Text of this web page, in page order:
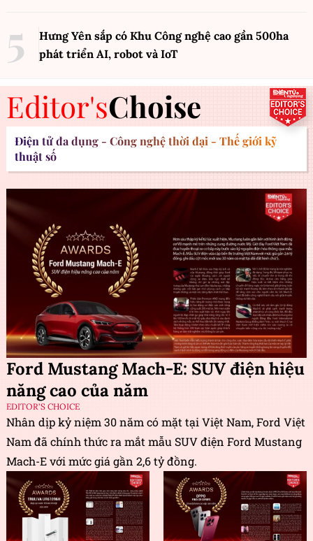
Hưng Yên sắp có Khu Công nghệ cao gần 500ha
phát triển AI, robot và IoT
Editor'sChoise
Điện tử đa dụng - Công nghệ thời đại - Thế giới kỹ
thuật số
Ford Mustang Mach-E: SUV điện hiệu
năng cao của năm
EDITOR'S CHOICE
Nhân dịp kỷ niệm 30 năm có mặt tại Việt Nam, Ford Việt
Nam đã chính thức ra mắt mẫu SUV điện Ford Mustang
Mach-E với mức giá gần 2,6 tỷ đồng.